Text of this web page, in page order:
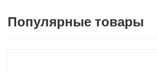
Популярные товары